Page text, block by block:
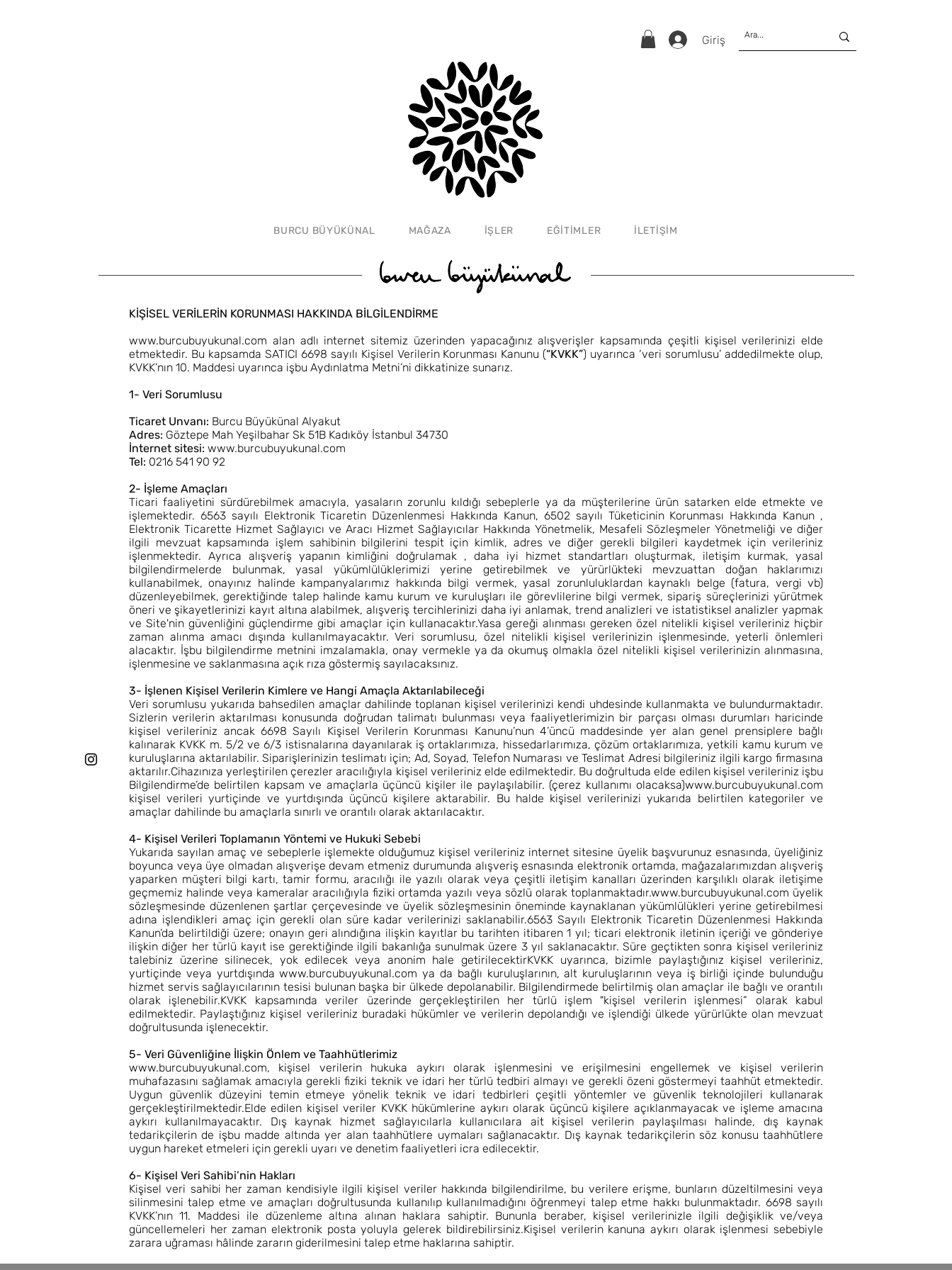
Giriş
BURCU BÜYÜKÜNAL MAĞAZA İŞLER EĞİTİMLER İLETİŞİM
KİŞİSEL VERİLERİN KORUNMASI HAKKINDA BİLGİLENDİRME
www.burcubuyukunal.com alan adlı internet sitemiz üzerinden yapacağınız alışverişler kapsamında çeşitli kişisel verilerinizi elde
etmektedir. Bu kapsamda SATICI 6698 sayılı Kişisel Verilerin Korunması Kanunu (“KVKK”) uyarınca ‘veri sorumlusu’ addedilmekte olup,
KVKK’nın 10. Maddesi uyarınca işbu Aydınlatma Metni’ni dikkatinize sunarız.
1- Veri Sorumlusu
Ticaret Unvanı: Burcu Büyükünal Alyakut
Adres: Göztepe Mah Yeşilbahar Sk 51B Kadıköy İstanbul 34730
İnternet sitesi: www.burcubuyukunal.com
Tel: 0216 541 90 92
2- İşleme Amaçları
Ticari faaliyetini sürdürebilmek amacıyla, yasaların zorunlu kıldığı sebeplerle ya da müşterilerine ürün satarken elde etmekte ve
işlemektedir. 6563 sayılı Elektronik Ticaretin Düzenlenmesi Hakkında Kanun, 6502 sayılı Tüketicinin Korunması Hakkında Kanun ,
Elektronik Ticarette Hizmet Sağlayıcı ve Aracı Hizmet Sağlayıcılar Hakkında Yönetmelik, Mesafeli Sözleşmeler Yönetmeliği ve diğer
ilgili mevzuat kapsamında işlem sahibinin bilgilerini tespit için kimlik, adres ve diğer gerekli bilgileri kaydetmek için verileriniz
işlenmektedir. Ayrıca alışveriş yapanın kimliğini doğrulamak , daha iyi hizmet standartları oluşturmak, iletişim kurmak, yasal
bilgilendirmelerde bulunmak, yasal yükümlülüklerimizi yerine getirebilmek ve yürürlükteki mevzuattan doğan haklarımızı
kullanabilmek, onayınız halinde kampanyalarımız hakkında bilgi vermek, yasal zorunluluklardan kaynaklı belge (fatura, vergi vb)
düzenleyebilmek, gerektiğinde talep halinde kamu kurum ve kuruluşları ile görevlilerine bilgi vermek, sipariş süreçlerinizi yürütmek
öneri ve şikayetlerinizi kayıt altına alabilmek, alışveriş tercihlerinizi daha iyi anlamak, trend analizleri ve istatistiksel analizler yapmak
ve Site'nin güvenliğini güçlendirme gibi amaçlar için kullanacaktır.Yasa gereği alınması gereken özel nitelikli kişisel verileriniz hiçbir
zaman alınma amacı dışında kullanılmayacaktır. Veri sorumlusu, özel nitelikli kişisel verilerinizin işlenmesinde, yeterli önlemleri
alacaktır. İşbu bilgilendirme metnini imzalamakla, onay vermekle ya da okumuş olmakla özel nitelikli kişisel verilerinizin alınmasına,
işlenmesine ve saklanmasına açık rıza göstermiş sayılacaksınız.
3- İşlenen Kişisel Verilerin Kimlere ve Hangi Amaçla Aktarılabileceği
Veri sorumlusu yukarıda bahsedilen amaçlar dahilinde toplanan kişisel verilerinizi kendi uhdesinde kullanmakta ve bulundurmaktadır.
Sizlerin verilerin aktarılması konusunda doğrudan talimatı bulunması veya faaliyetlerimizin bir parçası olması durumları haricinde
kişisel verileriniz ancak 6698 Sayılı Kişisel Verilerin Korunması Kanunu’nun 4’üncü maddesinde yer alan genel prensiplere bağlı
kalınarak KVKK m. 5/2 ve 6/3 istisnalarına dayanılarak iş ortaklarımıza, hissedarlarımıza, çözüm ortaklarımıza, yetkili kamu kurum ve
kuruluşlarına aktarılabilir. Siparişlerinizin teslimatı için; Ad, Soyad, Telefon Numarası ve Teslimat Adresi bilgileriniz ilgili kargo firmasına
aktarılır.Cihazınıza yerleştirilen çerezler aracılığıyla kişisel verileriniz elde edilmektedir. Bu doğrultuda elde edilen kişisel verileriniz işbu
Bilgilendirme’de belirtilen kapsam ve amaçlarla üçüncü kişiler ile paylaşılabilir. (çerez kullanımı olacaksa)www.burcubuyukunal.com
kişisel verileri yurtiçinde ve yurtdışında üçüncü kişilere aktarabilir. Bu halde kişisel verilerinizi yukarıda belirtilen kategoriler ve
amaçlar dahilinde bu amaçlarla sınırlı ve orantılı olarak aktarılacaktır.
4- Kişisel Verileri Toplamanın Yöntemi ve Hukuki Sebebi
Yukarıda sayılan amaç ve sebeplerle işlemekte olduğumuz kişisel verileriniz internet sitesine üyelik başvurunuz esnasında, üyeliğiniz
boyunca veya üye olmadan alışverişe devam etmeniz durumunda alışveriş esnasında elektronik ortamda, mağazalarımızdan alışveriş
yaparken müşteri bilgi kartı, tamir formu, aracılığı ile yazılı olarak veya çeşitli iletişim kanalları üzerinden karşılıklı olarak iletişime
geçmemiz halinde veya kameralar aracılığıyla fiziki ortamda yazılı veya sözlü olarak toplanmaktadır.www.burcubuyukunal.com üyelik
sözleşmesinde düzenlenen şartlar çerçevesinde ve üyelik sözleşmesinin öneminde kaynaklanan yükümlülükleri yerine getirebilmesi
adına işlendikleri amaç için gerekli olan süre kadar verilerinizi saklanabilir.6563 Sayılı Elektronik Ticaretin Düzenlenmesi Hakkında
Kanun’da belirtildiği üzere; onayın geri alındığına ilişkin kayıtlar bu tarihten itibaren 1 yıl; ticari elektronik iletinin içeriği ve gönderiye
ilişkin diğer her türlü kayıt ise gerektiğinde ilgili bakanlığa sunulmak üzere 3 yıl saklanacaktır. Süre geçtikten sonra kişisel verileriniz
talebiniz üzerine silinecek, yok edilecek veya anonim hale getirilecektirKVKK uyarınca, bizimle paylaştığınız kişisel verileriniz,
yurtiçinde veya yurtdışındawww.burcubuyukunal.com ya da bağlı kuruluşlarının, alt kuruluşlarının veya iş birliği içinde bulunduğu
hizmet servis sağlayıcılarının tesisi bulunan başka bir ülkede depolanabilir. Bilgilendirmede belirtilmiş olan amaçlar ile bağlı ve orantılı
olarak işlenebilir.KVKK kapsamında veriler üzerinde gerçekleştirilen her türlü işlem "kişisel verilerin işlenmesi” olarak kabul
edilmektedir. Paylaştığınız kişisel verileriniz buradaki hükümler ve verilerin depolandığı ve işlendiği ülkede yürürlükte olan mevzuat
doğrultusunda işlenecektir.
5- Veri Güvenliğine İlişkin Önlem ve Taahhütlerimiz
www.burcubuyukunal.com, kişisel verilerin hukuka aykırı olarak işlenmesini ve erişilmesini engellemek ve kişisel verilerin
muhafazasını sağlamak amacıyla gerekli fiziki teknik ve idari her türlü tedbiri almayı ve gerekli özeni göstermeyi taahhüt etmektedir.
Uygun güvenlik düzeyini temin etmeye yönelik teknik ve idari tedbirleri çeşitli yöntemler ve güvenlik teknolojileri kullanarak
gerçekleştirilmektedir.Elde edilen kişisel veriler KVKK hükümlerine aykırı olarak üçüncü kişilere açıklanmayacak ve işleme amacına
aykırı kullanılmayacaktır. Dış kaynak hizmet sağlayıcılarla kullanıcılara ait kişisel verilerin paylaşılması halinde, dış kaynak
tedarikçilerin de işbu madde altında yer alan taahhütlere uymaları sağlanacaktır. Dış kaynak tedarikçilerin söz konusu taahhütlere
uygun hareket etmeleri için gerekli uyarı ve denetim faaliyetleri icra edilecektir.
6- Kişisel Veri Sahibi’nin Hakları
Kişisel veri sahibi her zaman kendisiyle ilgili kişisel veriler hakkında bilgilendirilme, bu verilere erişme, bunların düzeltilmesini veya
silinmesini talep etme ve amaçları doğrultusunda kullanılıp kullanılmadığını öğrenmeyi talep etme hakkı bulunmaktadır. 6698 sayılı
KVKK’nın 11. Maddesi ile düzenleme altına alınan haklara sahiptir. Bununla beraber, kişisel verilerinizle ilgili değişiklik ve/veya
güncellemeleri her zaman elektronik posta yoluyla gelerek bildirebilirsiniz.Kişisel verilerin kanuna aykırı olarak işlenmesi sebebiyle
zarara uğraması hâlinde zararın giderilmesini talep etme haklarına sahiptir.